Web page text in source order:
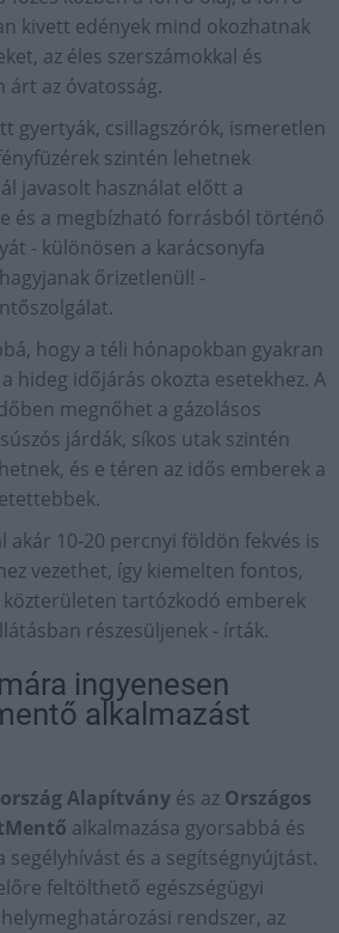
kivett edények mind okozhatnak
az éles szerszámokkal és
árt az óvatosság.
gyertyák, csillagszórók, ismeretlen
szintén lehetnek
javasolt használat előtt a
és a megbízható forrásból történő
- különösen a karácsonyfa
őrizetlenül! -
hogy a téli hónapokban gyakran
hideg időjárás okozta esetekhez. A
megnőhet a gázolásos
járdák, síkos utak szintén
és e téren az idős emberek a
akár 10-20 percnyi földön fekvés is
vezethet, így kiemelten fontos,
tartózkodó emberek
részesüljenek - írták.
ingyenesen
alkalmazást
Alapítvány és az Országos
alkalmazása gyorsabbá és
segélyhívást és a segítségnyújtást.
feltölthető egészségügyi
rendszer, az